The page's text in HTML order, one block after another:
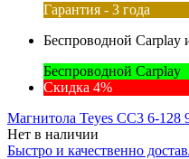
Гарантия - 3 года
Беспроводной Carplay
Беспроводной Carplay
Скидка 4%
Магнитола Teyes CC3 6-128
Нет в наличии
Быстро и качественно